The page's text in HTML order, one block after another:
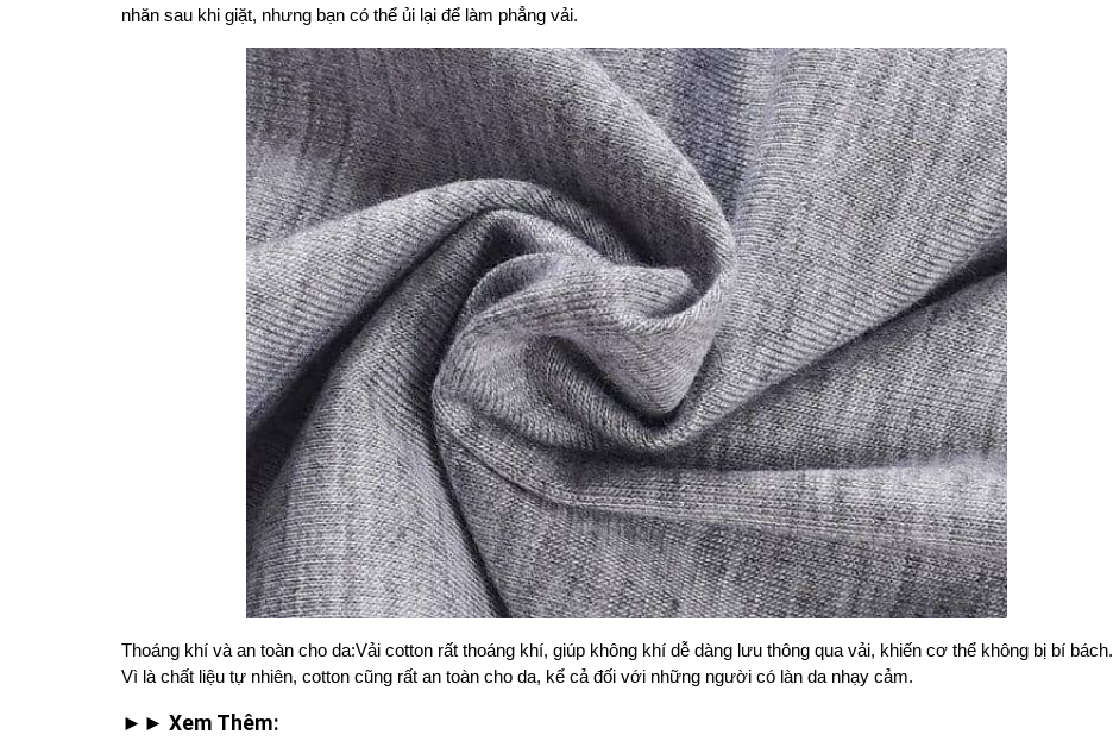
nhăn sau khi giặt, nhưng bạn có thể ủi lại để làm phẳng vải.
Thoáng khí và an toàn cho da:Vải cotton rất thoáng khí, giúp không khí dễ dàng lưu thông qua vải, khiến cơ thể không bị bí bách.
Vì là chất liệu tự nhiên, cotton cũng rất an toàn cho da, kể cả đối với những người có làn da nhạy cảm.
►► Xem Thêm: